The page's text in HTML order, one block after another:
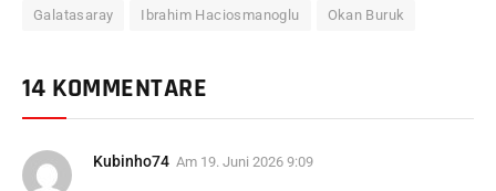
Galatasaray Ibrahim Haciosmanoglu Okan Buruk
14 KOMMENTARE
Kubinho74 Am 19. Juni 2026 9:09